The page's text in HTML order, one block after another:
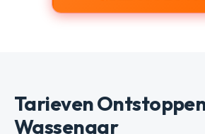
Tarieven
Wassenaar